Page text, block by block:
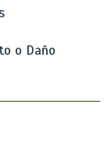
o Daño